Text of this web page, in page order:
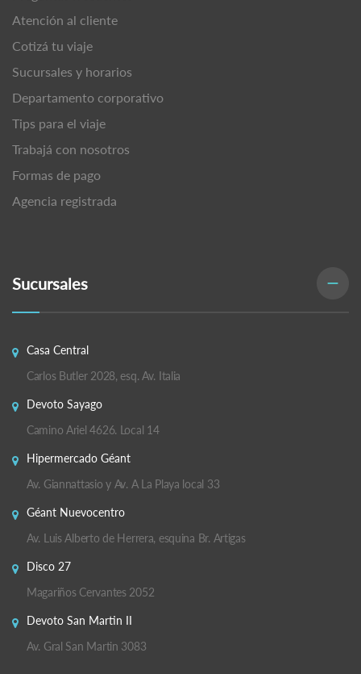
Atención al cliente
Cotizá tu viaje
Sucursales y horarios
Departamento corporativo
Tips para el viaje
Trabajá con nosotros
Formas de pago
Agencia registrada
Sucursales
Casa Central
Carlos Butler 2028, esq. Av. Italia
Devoto Sayago
Camino Ariel 4626. Local 14
Hipermercado Géant
Av. Giannattasio y Av. A La Playa local 33
Géant Nuevocentro
Av. Luis Alberto de Herrera, esquina Br. Artigas
Disco 27
Magariños Cervantes 2052
Devoto San Martin II
Av. Gral San Martin 3083